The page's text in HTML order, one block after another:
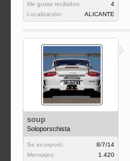
Me gusta recibidos:
4
Localización:
ALICANTE
soup
Soloporschista
Se incorporó:
8/7/14
Mensajes:
1.420